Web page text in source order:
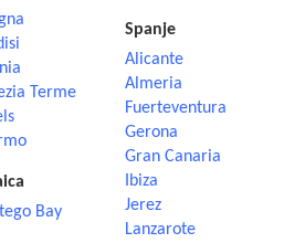
Terme
Bay
Spanje
Alicante
Almeria
Fuerteventura
Gerona
Gran Canaria
Ibiza
Jerez
Lanzarote